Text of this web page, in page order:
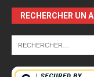
RECHERCHER UN